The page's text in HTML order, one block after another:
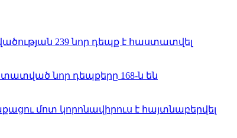
239 նոր դեպք է հաստատվել
նոր դեպքերը 168-ն են
մոտ կորոնավիրուս է հայտնաբերվել